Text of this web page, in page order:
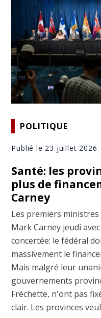
POLITIQUE
Publié le 23 juillet 2026
Santé: les
plus de
Carney
Les premiers
Mark Carney jeudi
concertée: le fédéral
massivement le
Mais malgré leur
gouvernements
Fréchette, n'ont pas
clair. Les provinces